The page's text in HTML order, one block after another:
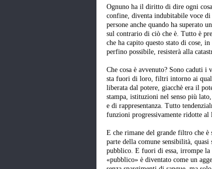
Ognuno ha il diritto di dire ogni
confine, diventa indubitabile voce di
persone anche quando ha superato
sul contrario di ciò che è. Tutto è
che ha capito questo stato di cose,
perfino possibile, resisterà alla
Che cosa è avvenuto? Sono
sta fuori di loro, filtri intorno ai
liberata dal potere, giacchè era il
stampa, istituzioni nel senso più
e di rappresentanza. Tutto
funzioni progressivamente ridotte al
E che rimane del grande filtro che è
parte della comune sensibilità,
pubblico. E fuori di essa, irrompe
«pubblico» è diventato come un